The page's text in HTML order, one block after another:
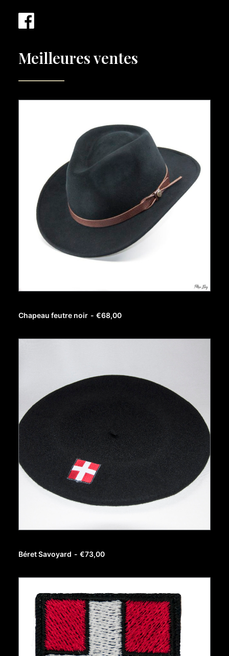
Meilleures ventes
AJOUTER AU PANIER
Chapeau feutre noir €68,00
AJOUTER AU PANIER
Béret Savoyard €73,00